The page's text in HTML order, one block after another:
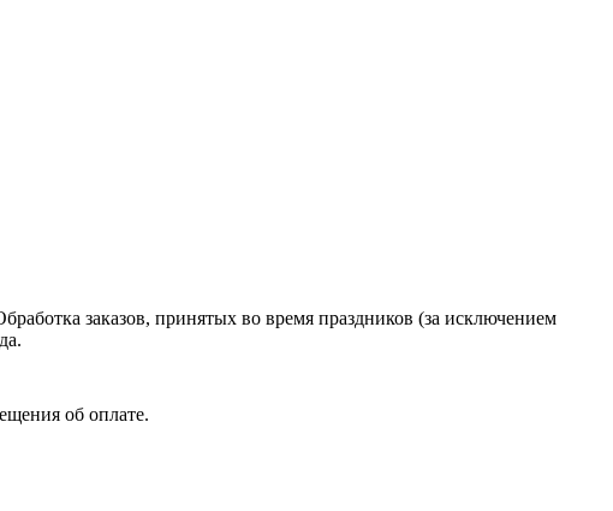
заказов, принятых во время праздников (за исключением
об оплате.